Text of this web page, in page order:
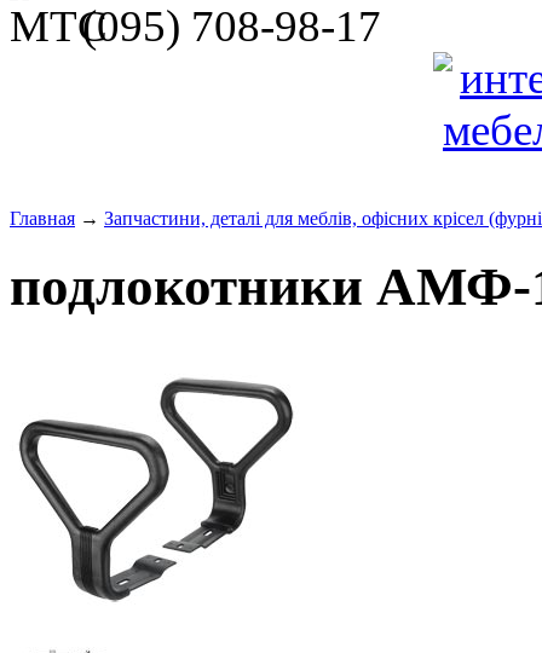
(095) 708-98-17
Главная → Запчастини, деталі для меблів, офісних крісел
подлокотники АМФ-